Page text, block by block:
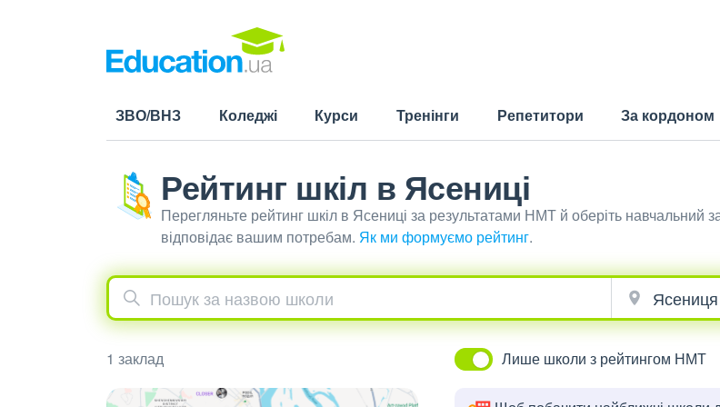
ЗВО/ВНЗ Коледжі Курси Тренінги Репетитори За кордоном
Рейтинг шкіл в Ясениці
Перегляньте рейтинг шкіл в Ясениці за результатами НМТ й оберіть навчальний
відповідає вашим потребам. Як ми формуємо рейтинг.
1 заклад Лише школи з рейтингом НМТ